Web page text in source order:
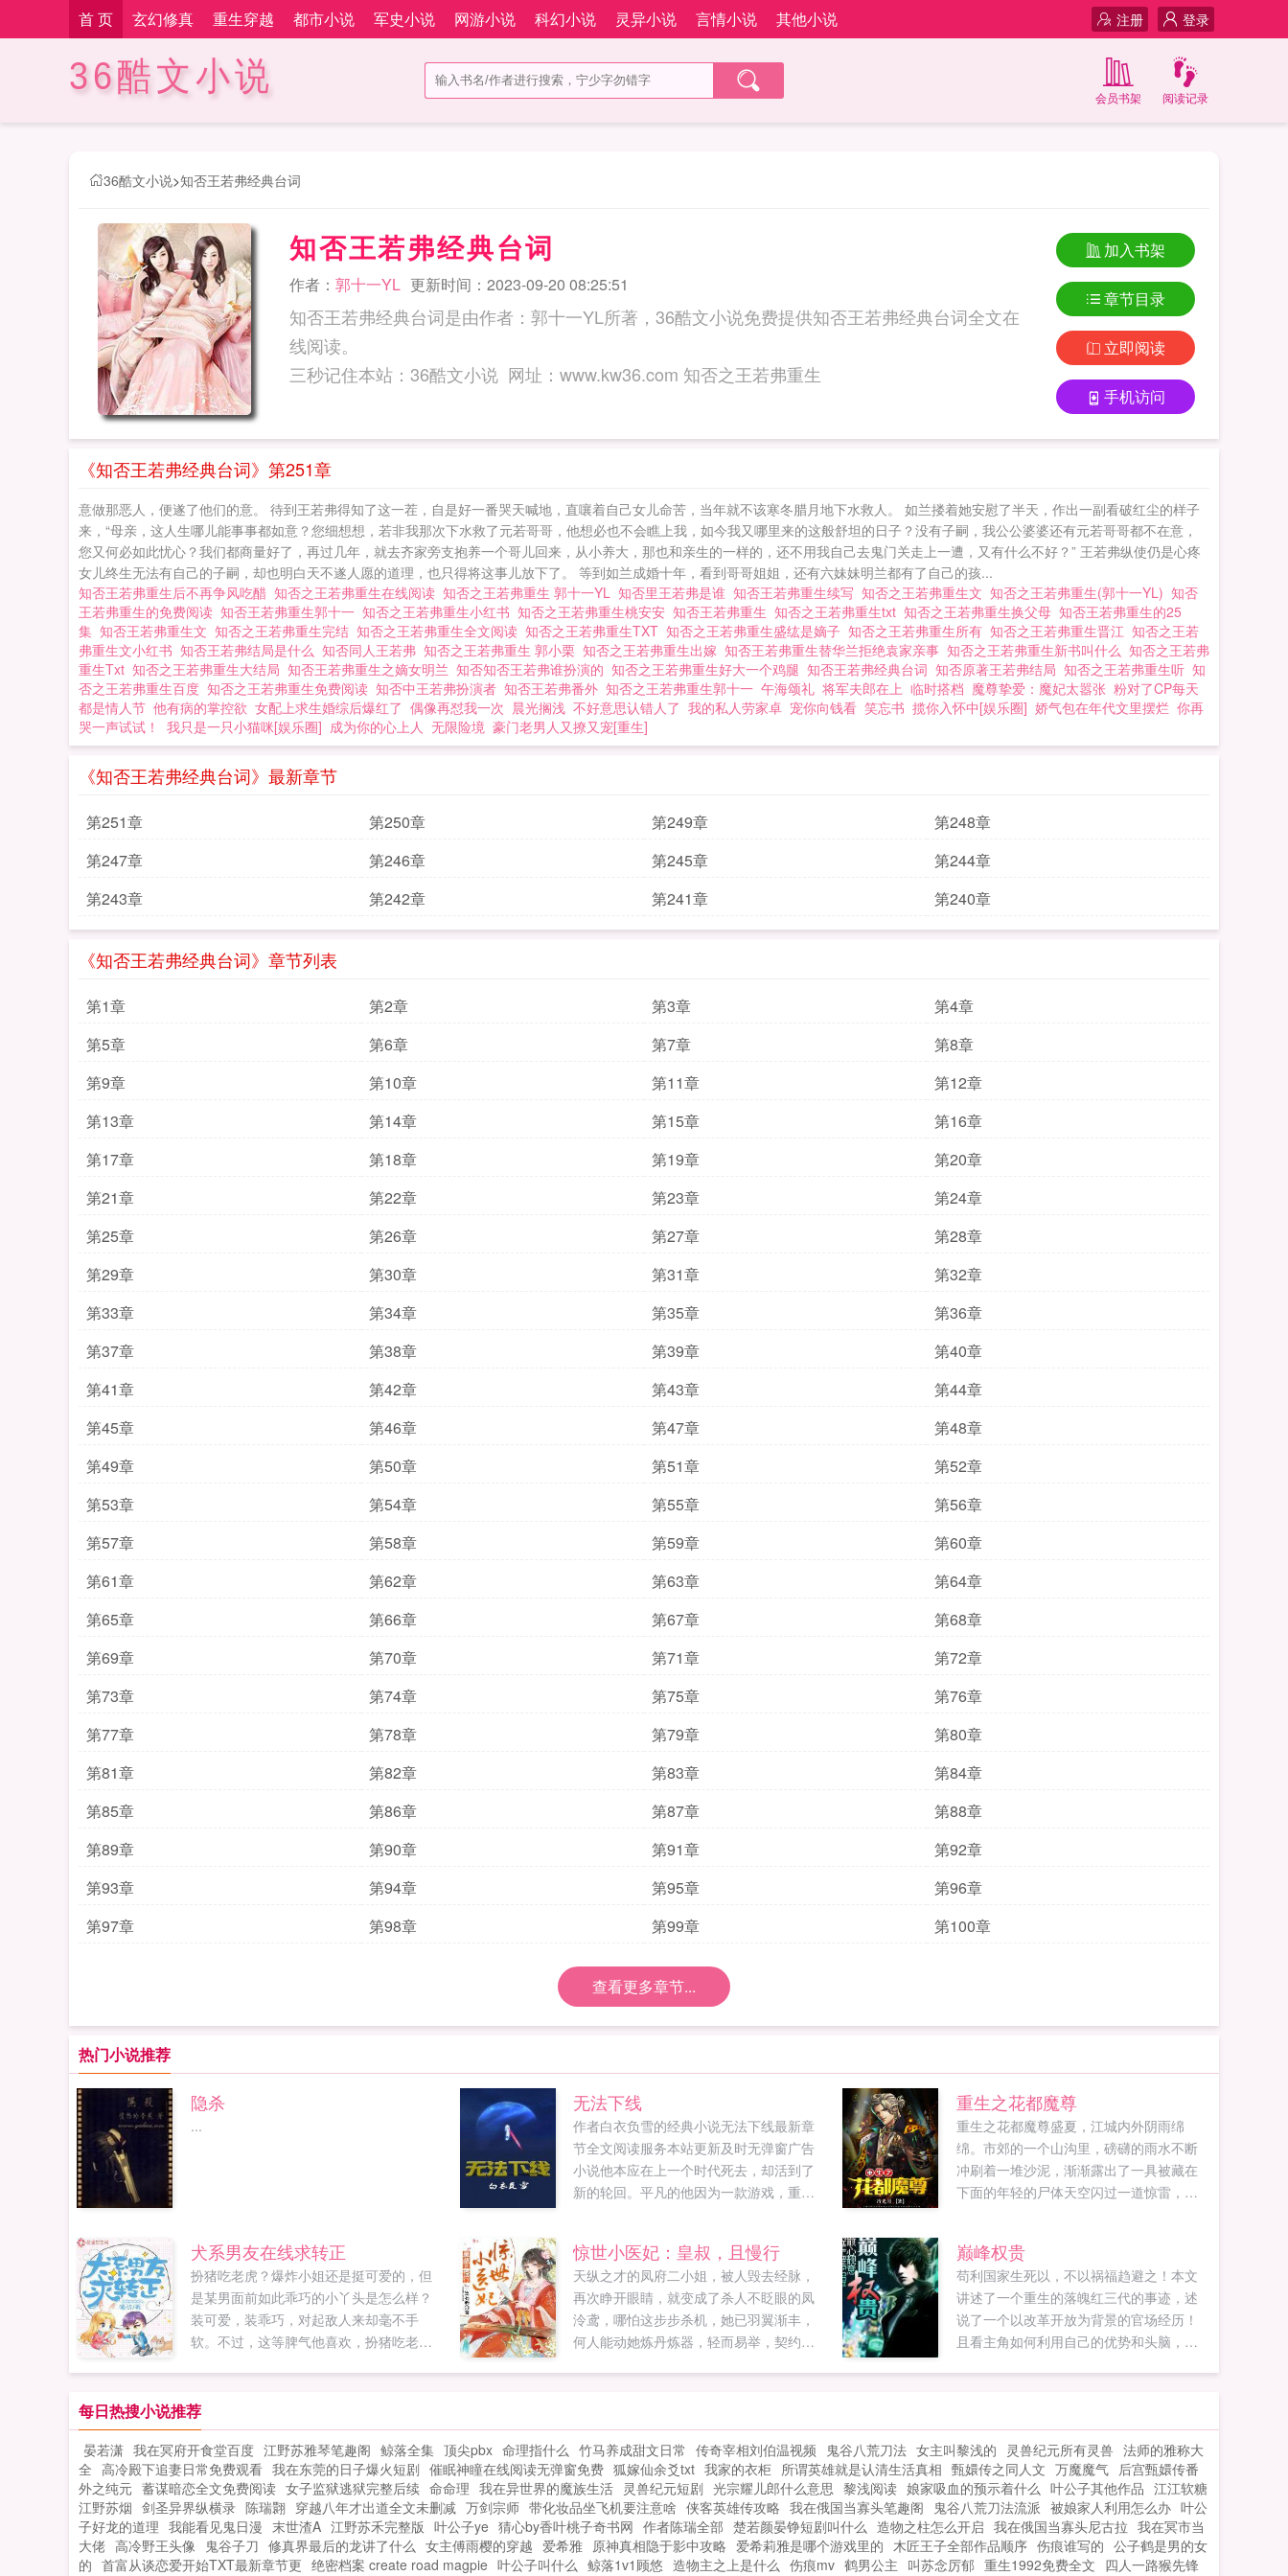
首 页 玄幻修真 重生穿越 都市小说 军史小说 网游小说 科幻小说 灵异小说 言情小说 其他小说 登录
注册
36酷文小说 阅读记录
会员书架
36酷文小说>知否王若弗经典台词
知否王若弗经典台词
作者： 郭十一YL 更新时间：2023-09-20 08:25:51
知否王若弗经典台词是由作者：郭十一YL所著，36酷文小说免费提供知否王若弗经典台词全文在
线阅读。
三秒记住本站：36酷文小说 网址：www.kw36.com 知否之王若弗重生
加入书架
章节目录
立即阅读
手机访问
《知否王若弗经典台词》第251章
意做那恶人，便遂了他们的意。 待到王若弗得知了这一茬，自是好一番哭天喊地，直嚷着自己女儿命苦，当年就不该寒冬腊月地下水救人。 如兰搂着她安慰了半天，作出一副看破红尘的样子
来，“母亲，这人生哪儿能事事都如意？您细想想，若非我那次下水救了元若哥哥，他想必也不会瞧上我，如今我又哪里来的这般舒坦的日子？没有子嗣，我公公婆婆还有元若哥哥都不在意，
您又何必如此忧心？我们都商量好了，再过几年，就去齐家旁支抱养一个哥儿回来，从小养大，那也和亲生的一样的，还不用我自己去鬼门关走上一遭，又有什么不好？” 王若弗纵使仍是心疼
女儿终生无法有自己的子嗣，却也明白天不遂人愿的道理，也只得将这事儿放下了。 等到如兰成婚十年，看到哥哥姐姐，还有六妹妹明兰都有了自己的孩...
知否王若弗重生后不再争风吃醋 知否之王若弗重生在线阅读 知否之王若弗重生 郭十一YL 知否里王若弗是谁 知否王若弗重生续写 知否之王若弗重生文 知否之王若弗重生(郭十一YL) 知否
王若弗重生的免费阅读 知否王若弗重生郭十一 知否之王若弗重生小红书 知否之王若弗重生桃安安 知否王若弗重生 知否之王若弗重生txt 知否之王若弗重生换父母 知否王若弗重生的25
集 知否王若弗重生文 知否之王若弗重生完结 知否之王若弗重生全文阅读 知否之王若弗重生TXT 知否之王若弗重生盛纮是嫡子 知否之王若弗重生所有 知否之王若弗重生晋江 知否之王若
弗重生文小红书 知否王若弗结局是什么 知否同人王若弗 知否之王若弗重生 郭小栗 知否之王若弗重生出嫁 知否王若弗重生替华兰拒绝袁家亲事 知否之王若弗重生新书叫什么 知否之王若弗
重生Txt 知否之王若弗重生大结局 知否王若弗重生之嫡女明兰 知否知否王若弗谁扮演的 知否之王若弗重生好大一个鸡腿 知否王若弗经典台词 知否原著王若弗结局 知否之王若弗重生听 知
否之王若弗重生百度 知否之王若弗重生免费阅读 知否中王若弗扮演者 知否王若弗番外 知否之王若弗重生郭十一 午海颂礼 将军夫郎在上 临时搭档 魔尊挚爱：魔妃太嚣张 粉对了CP每天
都是情人节 他有病的掌控欲 女配上求生婚综后爆红了 偶像再怼我一次 晨光搁浅 不好意思认错人了 我的私人劳家卓 宠你向钱看 笑忘书 揽你入怀中[娱乐圈] 娇气包在年代文里摆烂 你再
哭一声试试！
我只是一只小猫咪[娱乐圈] 成为你的心上人 无限险境 豪门老男人又撩又宠[重生]
《知否王若弗经典台词》最新章节
第251章 第250章 第249章
第248章
第247章
第246章 第245章
第244章
第243章
第242章 第241章 第240章
《知否王若弗经典台词》章节列表
第1章 第2章 第3章
第4章
第5章
第6章 第7章
第8章
第9章
第10章 第11章
第12章
第13章
第14章 第15章
第16章
第17章
第18章 第19章
第20章
第21章
第22章 第23章
第24章
第25章
第26章 第27章
第28章
第29章
第30章 第31章
第32章
第33章
第34章 第35章
第36章
第37章
第38章 第39章
第40章
第41章
第42章 第43章
第44章
第45章
第46章 第47章
第48章
第49章
第50章 第51章
第52章
第53章
第54章 第55章
第56章
第57章
第58章 第59章
第60章
第61章
第62章 第63章
第64章
第65章
第66章 第67章
第68章
第69章
第70章 第71章
第72章
第73章
第74章 第75章
第76章
第77章
第78章 第79章
第80章
第81章
第82章 第83章
第84章
第85章
第86章 第87章
第88章
第89章
第90章 第91章
第92章
第93章
第94章 第95章
第96章
第97章
第98章 第99章 第100章
查看更多章节...
热门小说推荐
隐杀
...
无法下线
作者白衣负雪的经典小说无法下线最新章
节全文阅读服务本站更新及时无弹窗广告
小说他本应在上一个时代死去，却活到了
新的轮回。平凡的他因为一款游戏，重新
走到尽头？...
重生之花都魔尊
重生之花都魔尊盛夏，江城内外阴雨绵
绵。市郊的一个山沟里，磅礴的雨水不断
冲刷着一堆沙泥，渐渐露出了一具被藏在
下面的年轻的尸体天空闪过一道惊雷，一
山间爆闪出一连串的恐怖电光，连通了九
幽冥域，引来了地府的冥雷降世...
犬系男友在线求转正
扮猪吃老虎？爆炸小姐还是挺可爱的，但
是某男面前如此乖巧的小丫头是怎么样？
装可爱，装乖巧，对起敌人来却毫不手
软。不过，这等脾气他喜欢，扮猪吃老虎
好像越来越多，他越来越看不透了。他是
她的忠犬，她是他的心头肉。只是两人的
牵绊是否能够如他所想的那样长久呢？展
开收起...
惊世小医妃：皇叔，且慢行
天纵之才的凤府二小姐，被人毁去经脉，
再次睁开眼睛，就变成了杀人不眨眼的凤
泠鸢，哪怕这步步杀机，她已羽翼渐丰，
何人能动她炼丹炼器，轻而易举，契约召
很重要的日子。凤泠鸢抽抽嘴角什么日子
更爱你的日子。说着，凤泠鸢就被阮鹤宸
扑倒了床榻上。...
巅峰权贵
苟利国家生死以，不以祸福趋避之！本文
讲述了一个重生的落魄红三代的事迹，述
说了一个以改革开放为背景的官场经历！
且看主角如何利用自己的优势和头脑，在
放心收藏！...
每日热搜小说推荐
晏若潇 我在冥府开食堂百度 江野苏雅琴笔趣阁 鲸落全集 顶尖pbx 命理指什么 竹马养成甜文日常 传奇宰相刘伯温视频 鬼谷八荒刀法 女主叫黎浅的 灵兽纪元所有灵兽 法师的雅称大
全 高冷殿下追妻日常免费观看 我在东莞的日子爆火短剧 催眠神瞳在线阅读无弹窗免费 狐嫁仙余爻txt 我家的衣柜 所谓英雄就是认清生活真相 甄嬛传之同人文 万魔魔气 后宫甄嬛传番
外之纯元 蓄谋暗恋全文免费阅读 女子监狱逃狱完整后续 命命理 我在异世界的魔族生活 灵兽纪元短剧 光宗耀儿郎什么意思 黎浅阅读 娘家吸血的预示着什么 叶公子其他作品 江江软糖
江野苏烟 剑圣异界纵横录 陈瑞翾 穿越八年才出道全文未删减 万剑宗师 带化妆品坐飞机要注意啥 侠客英雄传攻略 我在俄国当寡头笔趣阁 鬼谷八荒刀法流派 被娘家人利用怎么办 叶公
子好龙的道理 我能看见鬼日漫 末世渣A 江野苏禾完整版 叶公子ye 猜心by香叶桃子奇书网 作者陈瑞全部 楚若颜晏铮短剧叫什么 造物之柱怎么开启 我在俄国当寡头尼古拉 我在冥市当
大佬 高冷野王头像 鬼谷子刀 修真界最后的龙讲了什么 女主傅雨樱的穿越 爱希雅 原神真相隐于影中攻略 爱希莉雅是哪个游戏里的 木匠王子全部作品顺序 伤痕谁写的 公子鹤是男的女
的 首富从谈恋爱开始TXT最新章节更 绝密档案 create road magpie 叶公子叫什么 鲸落1v1顾悠 造物主之上是什么 伤痕mv 鹤男公主 叫苏念厉郁 重生1992免费全文 四人一路猴先锋